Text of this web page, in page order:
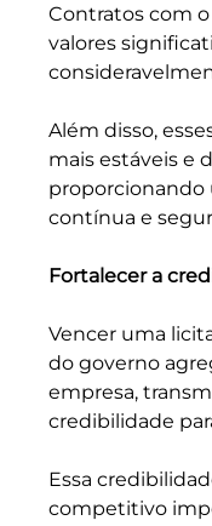
Contratos com
valores
Além disso,
mais estáveis e
proporcionando
contínua e
Fortalecer a
Vencer uma
do governo
empresa,
credibilidade
Essa
competitivo